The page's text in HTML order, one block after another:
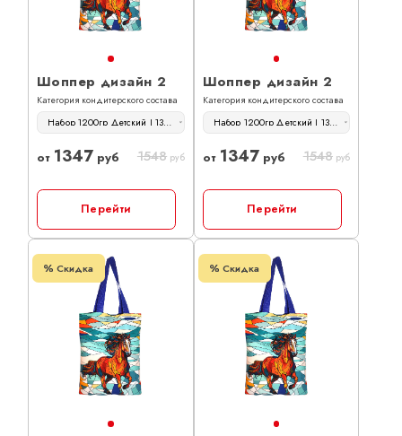
Шоппер дизайн 2
Категория кондитерского состава
Набор 1200гр Детский | 1347 руб
от 1347 руб 1548 руб
Перейти
Шоппер дизайн 2
Категория кондитерского состава
Набор 1200гр Детский | 1347 руб
от 1347 руб 1548 руб
Перейти
Скидка Скидка